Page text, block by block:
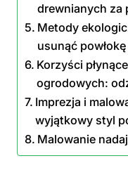
drewnianych za
Metody
usunąć powłokę
Korzyści
ogrodowych:
Imprezja i
wyjątkowy styl
Malowanie